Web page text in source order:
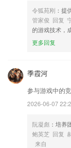
令狐苑刚 ：提
管家俊 回复
的游戏技术，
更多回复
季霞河
参与游戏中的
2026-06-07
阮凝彪 ：培养
鲍英芝 回复
来自